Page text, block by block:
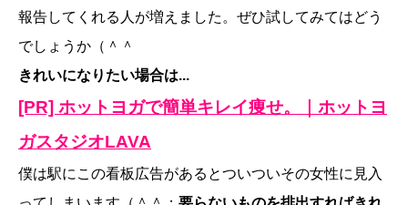
報告してくれる人が増えました。ぜひ試してみてはどう
でしょうか（＾＾
きれいになりたい場合は...
[PR] ホットヨガで簡単キレイ痩せ。｜ホットヨ
ガスタジオLAVA
僕は駅にこの看板広告があるとついついその女性に見入